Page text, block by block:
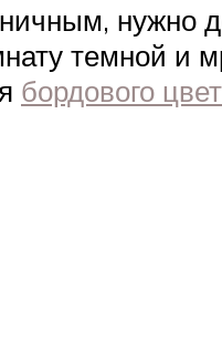
нужно
темной и
бордового